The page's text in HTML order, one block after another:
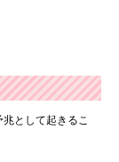
として起きるこ